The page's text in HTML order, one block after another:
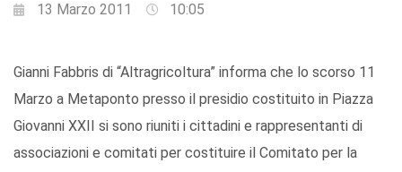
13 Marzo 2011 10:05
Gianni Fabbris di “Altragricoltura” informa che lo scorso 11
Marzo a Metaponto presso il presidio costituito in Piazza
Giovanni XXII si sono riuniti i cittadini e rappresentanti di
associazioni e comitati per costituire il Comitato per la